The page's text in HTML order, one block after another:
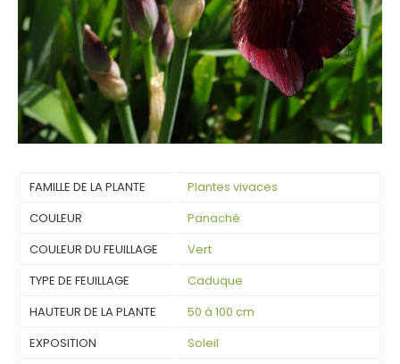
FAMILLE DE LA PLANTE
Plantes vivaces
COULEUR
Panaché
COULEUR DU FEUILLAGE
Vert
TYPE DE FEUILLAGE
Caduque
HAUTEUR DE LA PLANTE
50 à 100 cm
EXPOSITION
Soleil